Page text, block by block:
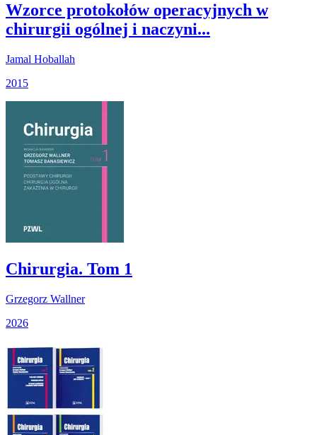
Wzorce protokołów operacyjnych w
chirurgii ogólnej i naczyni...
Jamal Hoballah
2015
Chirurgia. Tom 1
Grzegorz Wallner
2026